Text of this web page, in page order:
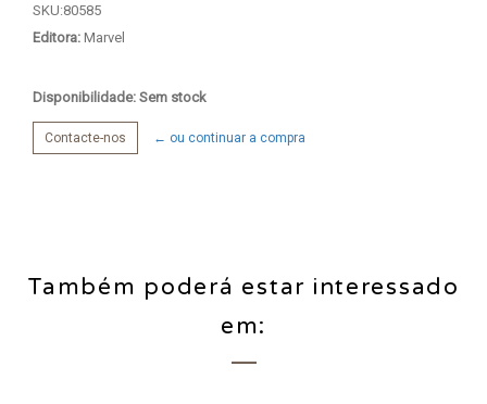
SKU:80585
Editora: Marvel
Disponibilidade: Sem stock
Contacte-nos ← ou continuar a compra
Também poderá estar interessado
em: